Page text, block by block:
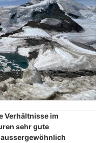
Verhältnisse im
sehr gute